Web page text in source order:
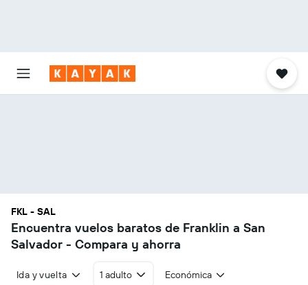
FKL - SAL
Encuentra vuelos baratos de Franklin a San
Salvador - Compara y ahorra
Ida y vuelta 1 adulto Económica